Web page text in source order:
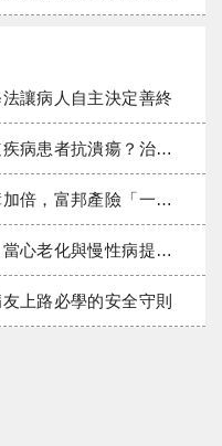
讓病人自主決定善終
治療進展與健保給付困境一次看
夢」專案加碼遠距醫療與緊急救援
老化與慢性病提早報到
上路必學的安全守則